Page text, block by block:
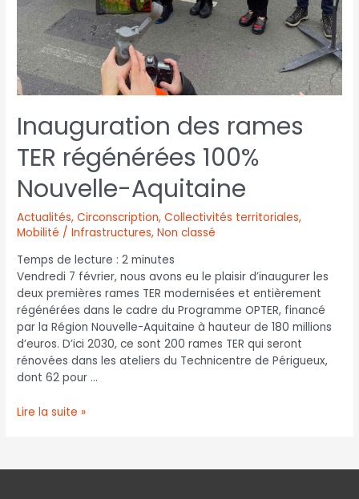
Inauguration des rames
TER régénérées 100%
Nouvelle-Aquitaine
Actualités,Circonscription,Collectivités territoriales,
Mobilité / Infrastructures,Non classé
Temps de lecture :2 minutes
Vendredi 7 février, nous avons eu le plaisir d’inaugurer les
deux premières rames TER modernisées et entièrement
régénérées dans le cadre du Programme OPTER, financé
par la Région Nouvelle-Aquitaine à hauteur de 180 millions
d’euros. D’ici 2030, ce sont 200 rames TER qui seront
rénovées dans les ateliers du Technicentre de Périgueux,
dont 62 pour …
Lire la suite »